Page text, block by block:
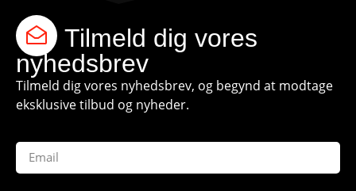
Tilmeld dig vores
nyhedsbrev
Tilmeld dig vores nyhedsbrev, og begynd at modtage
eksklusive tilbud og nyheder.